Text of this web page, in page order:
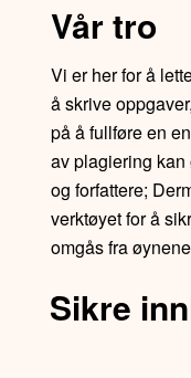
Vår tro
Vi er her for å
å skrive
på å fullføre en
av plagiering
og forfattere;
verktøyet for å
omgås fra
Sikre